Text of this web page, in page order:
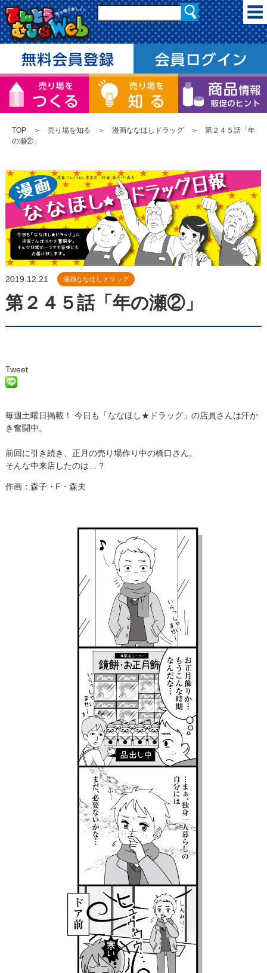
TOP ＞ 売り場を知る ＞ 漫画ななほしドラッグ ＞ 第２４５話「年
の瀬②」
2019.12.21 漫画ななほしドラッグ
第２４５話「年の瀬②」
Tweet
毎週土曜日掲載！ 今日も「ななほし★ドラッグ」の店員さんは汗か
き奮闘中。
前回に引き続き、正月の売り場作り中の橋口さん。
そんな中来店したのは…？
作画：森子・F・森夫